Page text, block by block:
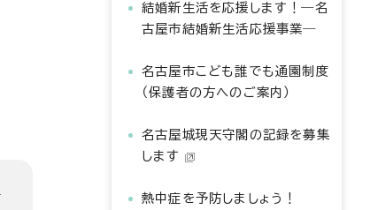
結婚新生活を応援します！―名
古屋市結婚新生活応援事業―
名古屋市こども誰でも通園制度
（保護者の方へのご案内）
名古屋城現天守閣の記録を募集
します
熱中症を予防しましょう！